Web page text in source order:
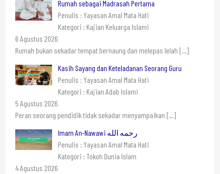
Rumah sebagai Madrasah Pertama
Penulis : Yayasan Amal Mata Hati
Kategori : Kajian Keluarga Islami
6 Agustus 2026
Rumah bukan sekadar tempat bernaung dan melepas lelah […]
Kasih Sayang dan Keteladanan Seorang Guru
Penulis : Yayasan Amal Mata Hati
Kategori : Kajian Adab Islami
5 Agustus 2026
Peran seorang pendidik tidak sekadar menyampaikan […]
Imam An-Nawawi رحمه الله
Penulis : Yayasan Amal Mata Hati
Kategori : Tokoh Dunia Islam
4 Agustus 2026